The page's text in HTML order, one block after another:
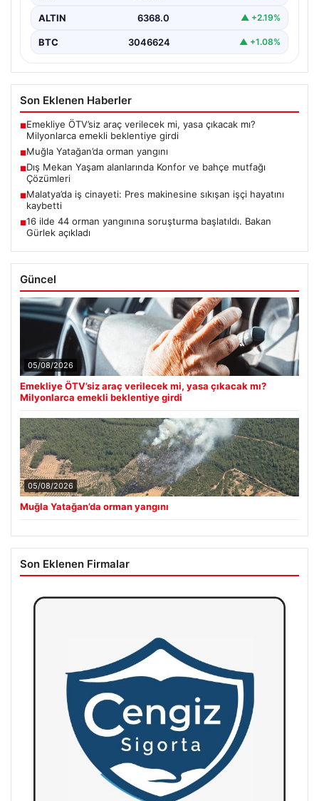
ALTIN 6368.0 ▲ +2.19%
BTC 3046624 ▲ +1.08%
Son Eklenen Haberler
■Emekliye ÖTV’siz araç verilecek mi, yasa çıkacak mı?
Milyonlarca emekli beklentiye girdi
■Muğla Yatağan’da orman yangını
■Dış Mekan Yaşam alanlarında Konfor ve bahçe mutfağı
Çözümleri
■Malatya’da iş cinayeti: Pres makinesine sıkışan işçi hayatını
kaybetti
■16 ilde 44 orman yangınına soruşturma başlatıldı. Bakan
Gürlek açıkladı
Güncel
05/08/2026
Emekliye ÖTV’siz araç verilecek mi, yasa çıkacak mı?
Milyonlarca emekli beklentiye girdi
05/08/2026
Muğla Yatağan’da orman yangını
Son Eklenen Firmalar